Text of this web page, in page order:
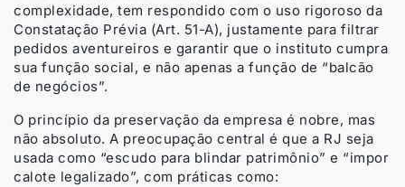
complexidade, tem respondido com o uso rigoroso da
Constatação Prévia (Art. 51-A), justamente para filtrar
pedidos aventureiros e garantir que o instituto cumpra
sua função social, e não apenas a função de “balcão
de negócios”.
O princípio da preservação da empresa é nobre, mas
não absoluto. A preocupação central é que a RJ seja
usada como “escudo para blindar patrimônio” e “impor
calote legalizado”, com práticas como: